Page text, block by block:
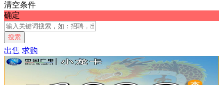
清空条件
确定
搜索
出售 求购